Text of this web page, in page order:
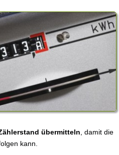
übermitteln , damit die
kann.